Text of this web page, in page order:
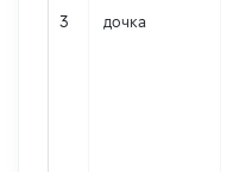
3 дочка